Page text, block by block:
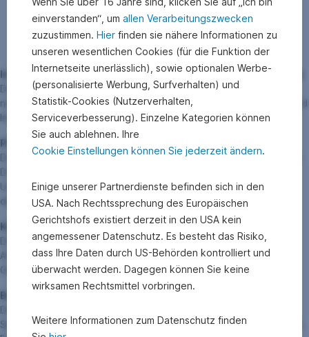
in
einem
Modal
Aufgaben des Verbandes
Interessenvertretung auf nationaler und europäischer Ebene:
Der Sparkassenverband vertritt die Interessen der Sparkassen
nach außen und agiert aktiv als Verbindungsglied zu Behörden und
Interessensvertretungen in Österreich und der EU.
Plattform zum Interessenausgleich:
Der Sparkassenverband versteht sich als aktive Plattform, die zur
Diskussion, zur gemeinsamen Lösungsfindung sowie zur
Umsetzung gemeinsamer Ziele innerhalb der Sparkassengruppe
dient.
Kollektivvertragsfähigkeit:
Der Sparkassenverband ist Vertreter der Sparkassen als
Arbeitgeber und schließt Kollektivverträge mit dem
Gewerkschaftsbund als Arbeitnehmer:innen-Vertreter ab.
Bereitstellung von Diensten & Serviceleistungen:
Der Sparkassenverband versteht sich als Dienstleister für die
Sparkassen – z.B. in den Bereichen Recht und Datenmanagement.
einverstanden“, um allen Verarbeitungszwecken
zuzustimmen. Hier finden sie nähere Informationen zu
unseren wesentlichen Cookies (für die Funktion der
Internetseite unerlässlich), sowie optionalen Werbe-
(personalisierte Werbung, Surfverhalten) und
Statistik-Cookies (Nutzerverhalten,
Serviceverbesserung). Einzelne Kategorien können
Sie auch ablehnen. Ihre
Cookie Einstellungen können Sie jederzeit ändern.
Einige unserer Partnerdienste befinden sich in den
USA. Nach Rechtssprechung des Europäischen
Gerichtshofs existiert derzeit in den USA kein
angemessener Datenschutz. Es besteht das Risiko,
dass Ihre Daten durch US-Behörden kontrolliert und
überwacht werden. Dagegen können Sie keine
wirksamen Rechtsmittel vorbringen.
Weitere Informationen zum Datenschutz finden